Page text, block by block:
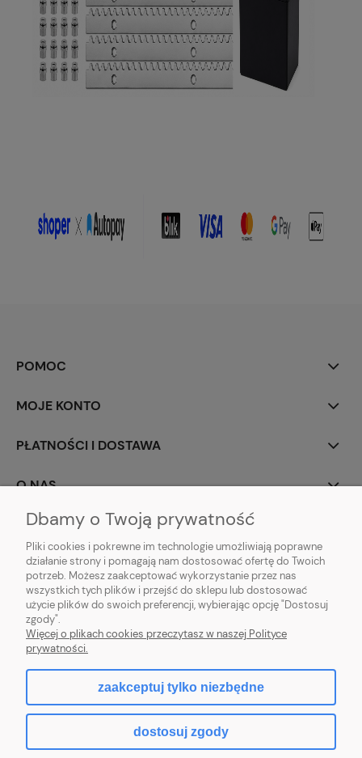
POMOC
MOJE KONTO
PŁATNOŚCI I DOSTAWA
O NAS
PROFBRAM JACEK PYTEL| ul. Wesoła 91, 34-300 Żywiec, woj. śląskie | E-
Tel.: 663-960-697| NIP: 5532389225 REGON: 241495070
Sklep internetowy Shoper.pl
Dbamy o Twoją prywatność
Pliki cookies i pokrewne im technologie umożliwiają poprawne
działanie strony i pomagają nam dostosować ofertę do Twoich
potrzeb. Możesz zaakceptować wykorzystanie przez nas
wszystkich tych plików i przejść do sklepu lub dostosować
użycie plików do swoich preferencji, wybierając opcję "Dostosuj
zgody".
Więcej o plikach cookies przeczytasz w naszej Polityce
prywatności.
zaakceptuj tylko niezbędne
dostosuj zgody